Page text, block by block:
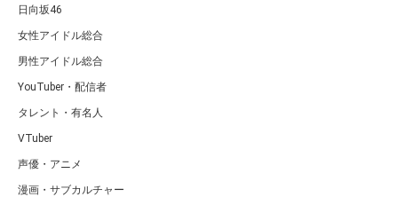
日向坂46
女性アイドル総合
男性アイドル総合
YouTuber・配信者
タレント・有名人
VTuber
声優・アニメ
漫画・サブカルチャー